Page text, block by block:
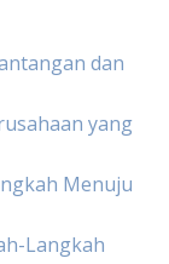
dan
yang
Menuju
Langkah